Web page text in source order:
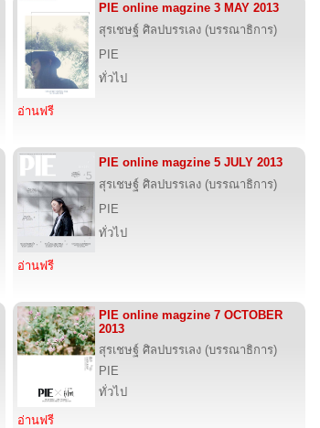
PIE online magzine 3 MAY 2013
สุรเชษฐ์ ศิลปบรรเลง (บรรณาธิการ)
PIE
ทั่วไป
อ่านฟรี
PIE online magzine 5 JULY 2013
สุรเชษฐ์ ศิลปบรรเลง (บรรณาธิการ)
PIE
ทั่วไป
อ่านฟรี
PIE online magzine 7 OCTOBER
2013
สุรเชษฐ์ ศิลปบรรเลง (บรรณาธิการ)
PIE
ทั่วไป
อ่านฟรี